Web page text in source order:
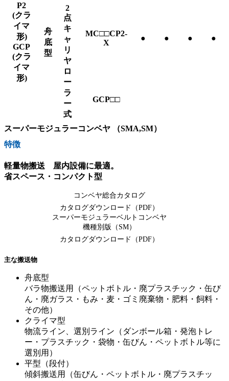
P2
(クラ
イマ
形)
GCP
(クラ
イマ
形)
舟
底
型
2
点
キ
ャ
リ
ヤ
ロ
ー
ラ
ー
式
MC□□CP2-
X
● ● ● ●
GCP□□
スーパーモジュラーコンベヤ （SMA,SM）
特徴
軽量物搬送 屋内設備に最適。
省スペース・コンパクト型
コンベヤ総合カタログ
カタログダウンロード（PDF）
スーパーモジュラーベルトコンベヤ
機種別版（SM）
カタログダウンロード（PDF）
主な搬送物
舟底型
バラ物搬送用（ペットボトル・廃プラスチック・缶び
ん・廃ガラス・もみ・麦・ゴミ廃棄物・肥料・飼料・
その他）
クライマ型
物流ライン、選別ライン（ダンボール箱・発泡トレ
ー・プラスチック・袋物・缶びん・ペットボトル等に
選別用）
平型（段付）
傾斜搬送用（缶びん・ペットボトル・廃プラスチッ